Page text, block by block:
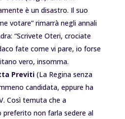
è un disastro. Il suo
votare” rimarrà negli annali
“Scrivete Oteri, crociate
fate come vi pare, io forse
vero, insomma.
Previti(La Regina senza
candidata, eppure ha
Così temuta che a
non farla sedere al